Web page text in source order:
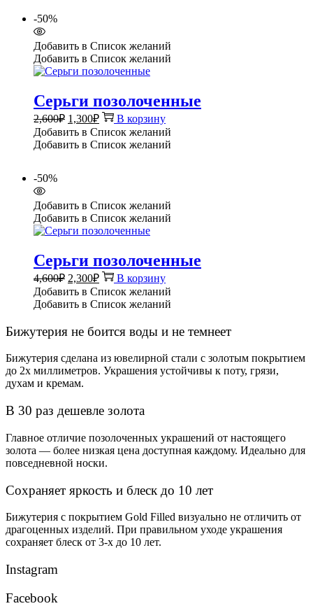
-50%
Добавить в Список желаний
Добавить в Список желаний
Серьги позолоченные
2,600₽ Первоначальная
цена
составляла
1,300₽Текущая
цена:
1,300₽.
В корзину
Добавить в Список желаний
Добавить в Список желаний
-50%
Добавить в Список желаний
Добавить в Список желаний
Серьги позолоченные
4,600₽ Первоначальная
цена
составляла
2,300₽Текущая
цена:
2,300₽.
В корзину
Добавить в Список желаний
Добавить в Список желаний
Бижутерия не боится воды и не темнеет
Бижутерия сделана из ювелирной стали с золотым покрытием
до 2х миллиметров. Украшения устойчивы к поту, грязи,
духам и кремам.
В 30 раз дешевле золота
Главное отличие позолоченных украшений от настоящего
золота — более низкая цена доступная каждому. Идеально для
повседневной носки.
Сохраняет яркость и блеск до 10 лет
Бижутерия с покрытием Gold Filled визуально не отличить от
драгоценных изделий. При правильном уходе украшения
сохраняет блеск от 3-х до 10 лет.
Instagram
Facebook